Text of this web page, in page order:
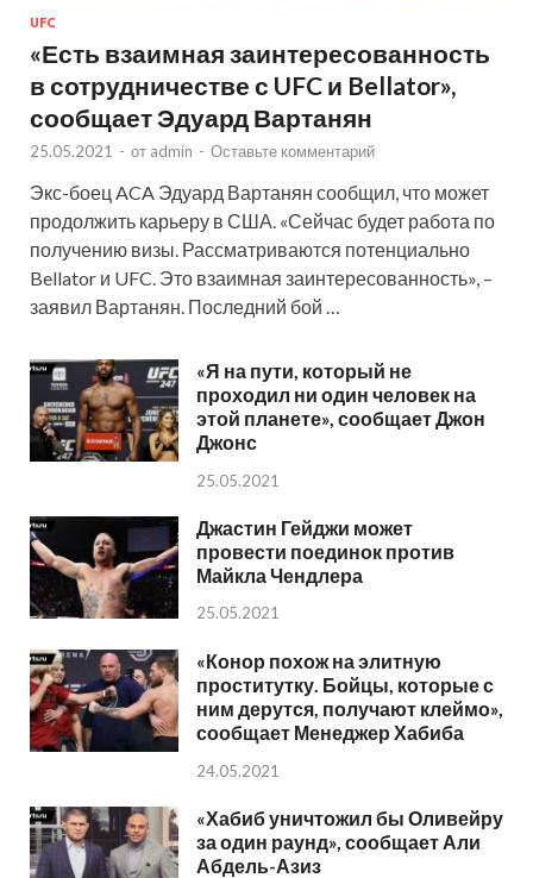
UFC
«Есть взаимная заинтересованность
в сотрудничестве с UFC и Bellator»,
сообщает Эдуард Вартанян
25.05.2021 - от admin - Оставьте комментарий
Экс-боец ACA Эдуард Вартанян сообщил, что может
продолжить карьеру в США. «Сейчас будет работа по
получению визы. Рассматриваются потенциально
Bellator и UFC. Это взаимная заинтересованность», –
заявил Вартанян. Последний бой …
«Я на пути, который не
проходил ни один человек на
этой планете», сообщает Джон
Джонс
25.05.2021
Джастин Гейджи может
провести поединок против
Майкла Чендлера
25.05.2021
«Конор похож на элитную
проститутку. Бойцы, которые с
ним дерутся, получают клеймо»,
сообщает Менеджер Хабиба
24.05.2021
«Хабиб уничтожил бы Оливейру
за один раунд», сообщает Али
Абдель-Азиз